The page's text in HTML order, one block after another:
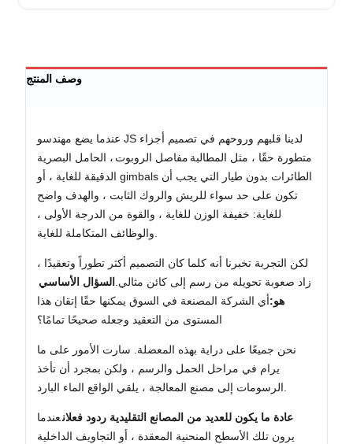
للسيارات والروبوتات
وصف المنتج
عندما يضع مهندسو JS لدينا قلبهم وروحهم في تصميم أجزاء
متطورة حقًا ، مثل المطالبة مفاصل الروبوت ، الحامل البصرية
الدقيقة للغاية ، أو gimbals الطائرات بدون طيار التي يجب أن
تكون على حد سواء للريش والروك الثابت ، والهدف واضح
للغاية: خفيفة الوزن للغاية ، والقوة من الدرجة الأولى ،
والوظائف المتكاملة للغاية.
لكن التجربة تخبرنا أنه كلما كان التصميم أكثر تطوراً وتعقيدًا ،
زاد صعوبة تحويله من رسم إلى كائن مثالي. السؤال الأساسي
هو:أي الشركة المصنعة في السوق يمكنها حقًا إتقان هذا
المستوى من التعقيد وجعله صحيحًا تمامًا؟
نحن جميعًا على دراية بهذه المعضلة. سارت الأمور على ما
يرام في مراحل الحمل والرسم ، ولكن بمجرد أن تأخذ
الرسومات إلى مصنع المعالجة ، يلقي الواقع الماء البارد.
عادة ما يكون للعديد من المصانع التقليدية ردود فعلانعندما
يرون تلك الأسطح المنحنية المعقدة ، أو التجاويف الداخلية